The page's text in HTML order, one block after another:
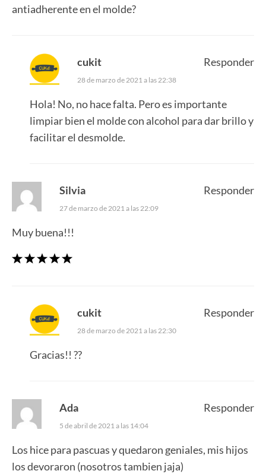
antiadherente en el molde?
cukit
28 de marzo de 2021 a las 22:38
Hola! No, no hace falta. Pero es importante
limpiar bien el molde con alcohol para dar brillo y
facilitar el desmolde.
Responder
Silvia
27 de marzo de 2021 a las 22:09
Muy buena!!!
Responder
cukit
28 de marzo de 2021 a las 22:30
Gracias!! ??
Responder
Ada
5 de abril de 2021 a las 14:04
Los hice para pascuas y quedaron geniales, mis hijos
los devoraron (nosotros tambien jaja)
Responder